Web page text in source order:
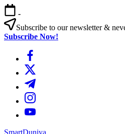
এড়িয়ে
লেখায়
যান
-
Subscribe to our newsletter &
Subscribe Now!
https://www.facebook.com/
https://twitter.com/
https://t.me/
https://www.instagram.com/
https://youtube.com/
SmartDuniya